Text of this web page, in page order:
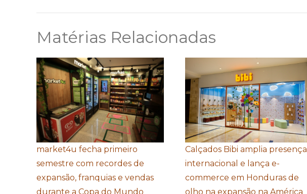
Matérias Relacionadas
market4u fecha primeiro
semestre com recordes de
expansão, franquias e vendas
durante a Copa do Mundo
Calçados Bibi amplia presença
internacional e lança e-
commerce em Honduras de
olho na expansão na América